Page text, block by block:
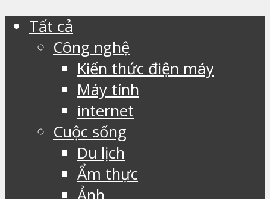
Tất cả
Công nghệ
Kiến thức điện máy
Máy tính
internet
Cuộc sống
Du lịch
Ẩm thực